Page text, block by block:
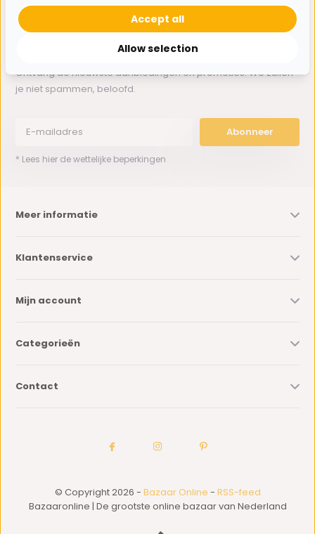
Ontvang de nieuwste aanbiedingen en promoties. We zullen
je niet spammen, beloofd.
Abonneer
* Lees hier de wettelijke beperkingen
Meer informatie
Klantenservice
Mijn account
Categorieën
Contact
© Copyright 2026 - Bazaar Online - RSS-feed
Bazaaronline | De grootste online bazaar van Nederland
Allow selection
Accept all